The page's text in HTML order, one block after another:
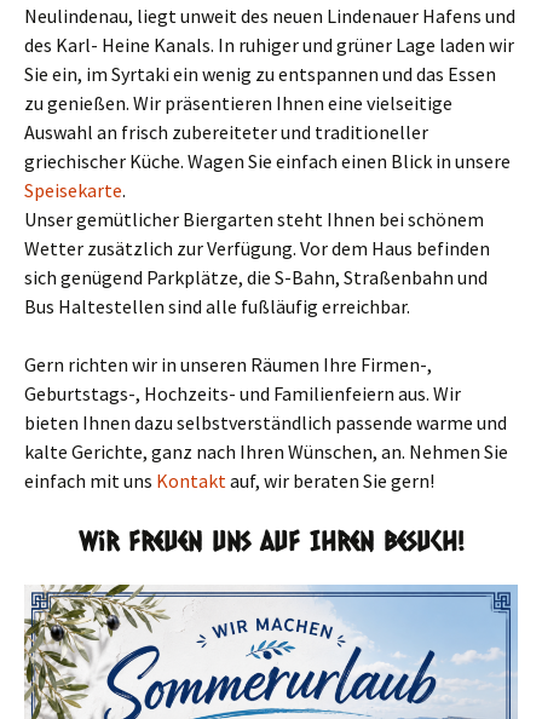
Neulindenau, liegt unweit des neuen Lindenauer Hafens und
des Karl- Heine Kanals. In ruhiger und grüner Lage laden wir
Sie ein, im Syrtaki ein wenig zu entspannen und das Essen
zu genießen. Wir präsentieren Ihnen eine vielseitige
Auswahl an frisch zubereiteter und traditioneller
griechischer Küche. Wagen Sie einfach einen Blick in unsere
Speisekarte.
Unser gemütlicher Biergarten steht Ihnen bei schönem
Wetter zusätzlich zur Verfügung. Vor dem Haus befinden
sich genügend Parkplätze, die S-Bahn, Straßenbahn und
Bus Haltestellen sind alle fußläufig erreichbar.
Gern richten wir in unseren Räumen Ihre Firmen-,
Geburtstags-, Hochzeits- und Familienfeiern aus. Wir
bieten Ihnen dazu selbstverständlich passende warme und
kalte Gerichte, ganz nach Ihren Wünschen, an. Nehmen Sie
einfach mit uns Kontaktauf, wir beraten Sie gern!
Wir freuen uns auf Ihren Besuch!